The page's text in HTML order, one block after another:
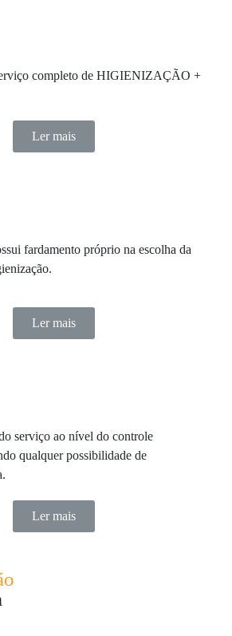
completo de HIGIENIZAÇÃO +
Ler mais
fardamento próprio na escolha da
Ler mais
serviço ao nível do controle
qualquer possibilidade de
Ler mais